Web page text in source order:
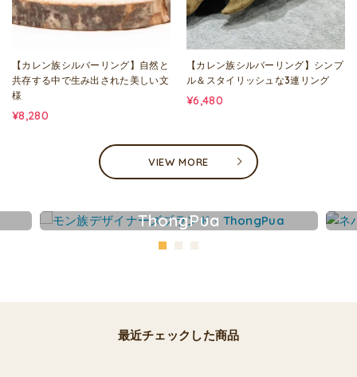
【カレン族シルバーリング】自然と
共存する中で生み出された美しい文
様
¥8,280
【カレン族シルバーリング】シンプ
ル＆スタイリッシュな3連リング
¥6,480
VIEW MORE
ThongPua
最近チェックした商品